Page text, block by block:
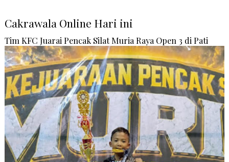
Cakrawala Online Hari ini
Tim KFC Juarai Pencak Silat Muria Raya Open 3 di Pati